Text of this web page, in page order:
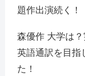
題作出演続く！
森優作 大学は？
英語通訳を目指
た！